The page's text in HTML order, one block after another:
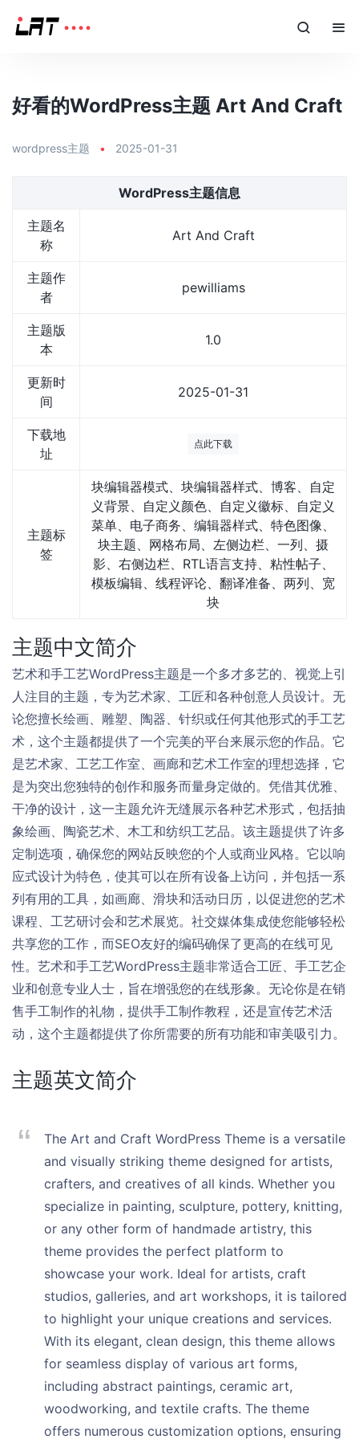
好看的WordPress主题 Art And Craft
wordpress主题 • 2025-01-31
WordPress主题信息
主题名
称
Art And Craft
主题作
者
pewilliams
主题版
本
1.0
更新时
间
2025-01-31
下载地
址
点此下载
主题标
签
块编辑器模式、块编辑器样式、博客、自定
义背景、自定义颜色、自定义徽标、自定义
菜单、电子商务、编辑器样式、特色图像、
块主题、网格布局、左侧边栏、一列、摄
影、右侧边栏、RTL语言支持、粘性帖子、
模板编辑、线程评论、翻译准备、两列、宽
块
主题中文简介
艺术和手工艺WordPress主题是一个多才多艺的、视觉上引
人注目的主题，专为艺术家、工匠和各种创意人员设计。无
论您擅长绘画、雕塑、陶器、针织或任何其他形式的手工艺
术，这个主题都提供了一个完美的平台来展示您的作品。它
是艺术家、工艺工作室、画廊和艺术工作室的理想选择，它
是为突出您独特的创作和服务而量身定做的。凭借其优雅、
干净的设计，这一主题允许无缝展示各种艺术形式，包括抽
象绘画、陶瓷艺术、木工和纺织工艺品。该主题提供了许多
定制选项，确保您的网站反映您的个人或商业风格。它以响
应式设计为特色，使其可以在所有设备上访问，并包括一系
列有用的工具，如画廊、滑块和活动日历，以促进您的艺术
课程、工艺研讨会和艺术展览。社交媒体集成使您能够轻松
共享您的工作，而SEO友好的编码确保了更高的在线可见
性。艺术和手工艺WordPress主题非常适合工匠、手工艺企
业和创意专业人士，旨在增强您的在线形象。无论你是在销
售手工制作的礼物，提供手工制作教程，还是宣传艺术活
动，这个主题都提供了你所需要的所有功能和审美吸引力。
主题英文简介
The Art and Craft WordPress Theme is a versatile
and visually striking theme designed for artists,
crafters, and creatives of all kinds. Whether you
specialize in painting, sculpture, pottery, knitting,
or any other form of handmade artistry, this
theme provides the perfect platform to
showcase your work. Ideal for artists, craft
studios, galleries, and art workshops, it is tailored
to highlight your unique creations and services.
With its elegant, clean design, this theme allows
for seamless display of various art forms,
including abstract paintings, ceramic art,
woodworking, and textile crafts. The theme
offers numerous customization options, ensuring